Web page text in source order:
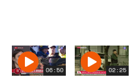
06:50 02:25